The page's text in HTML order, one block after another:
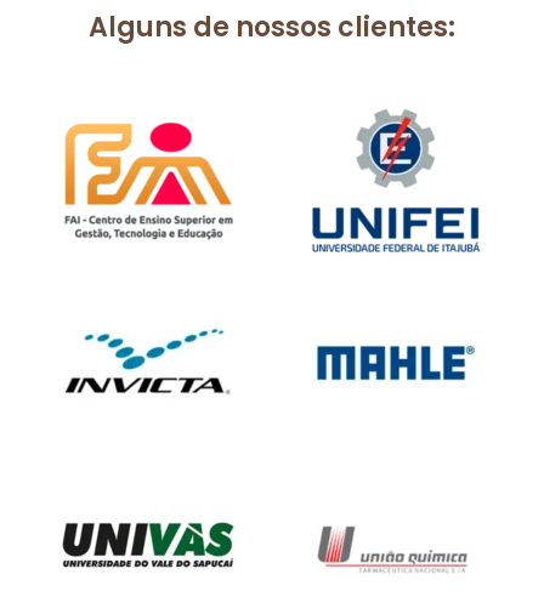
Alguns de nossos clientes: